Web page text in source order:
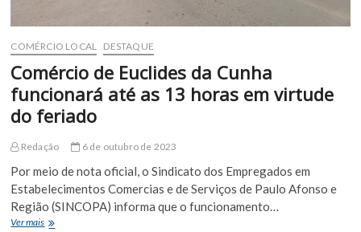
COMÉRCIO LOCAL DESTAQUE
Comércio de Euclides da Cunha
funcionará até as 13 horas em virtude
do feriado
Redação 6 de outubro de 2023
Por meio de nota oficial, o Sindicato dos Empregados em
Estabelecimentos Comercias e de Serviços de Paulo Afonso e
Região (SINCOPA) informa que o funcionamento…
Ver maisComércio